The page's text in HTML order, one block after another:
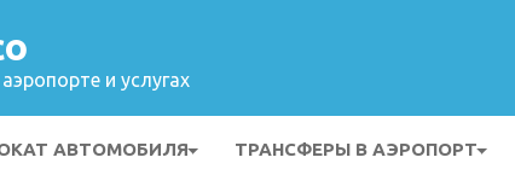
и услугах
АВТОМОБИЛЯ ТРАНСФЕРЫ В АЭРОПОРТ